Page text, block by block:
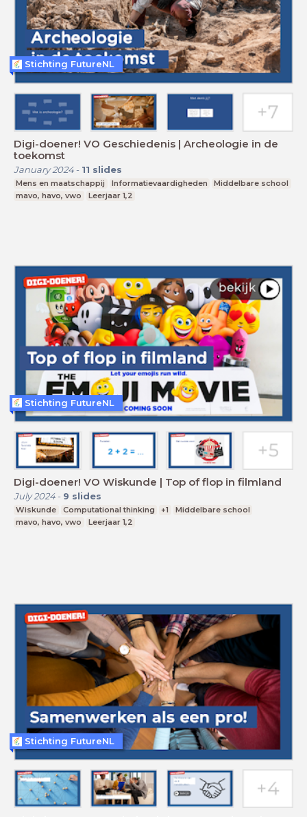
Digi-doener! VO Geschiedenis | Archeologie in de
toekomst
January 2024- 11 slides
Mens en maatschappij Informatievaardigheden
Middelbare school
mavo, havo, vwo
Leerjaar 1,2
Stichting FutureNL
Digi-doener! VO Wiskunde | Top of flop in filmland
July 2024- 9 slides
Wiskunde Computational thinking +1
Middelbare school
mavo, havo, vwo
Leerjaar 1,2
Stichting FutureNL
Stichting FutureNL